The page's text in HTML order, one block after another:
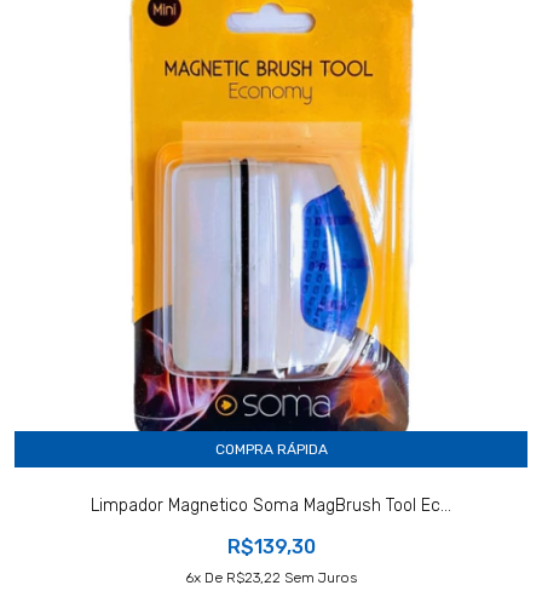
COMPRA RÁPIDA
Limpador Magnetico Soma MagBrush Tool Ec...
R$139,30
6X De R$23,22 Sem Juros